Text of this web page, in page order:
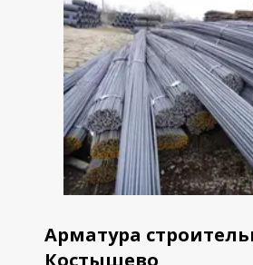
Арматура
Костышево